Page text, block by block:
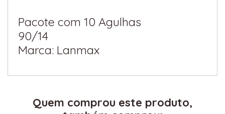
Pacote com 10 Agulhas
90/14
Marca: Lanmax
Quem comprou este produto,